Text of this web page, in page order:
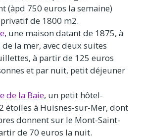
(àpd 750 euros la semaine)
de 1800 m2.
, une maison datant de 1875, à
la mer, avec deux suites
à partir de 125 euros
et par nuit, petit déjeuner
de la Baie, un petit hôtel-
étoiles à Huisnes-sur-Mer, dont
donnent sur le Mont-Saint-
de 70 euros la nuit.